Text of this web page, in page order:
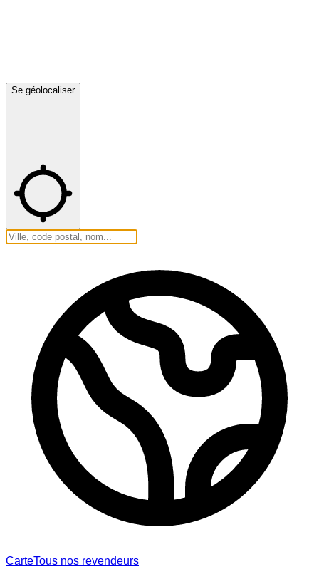
Se géolocaliser
CarteTous nos revendeurs